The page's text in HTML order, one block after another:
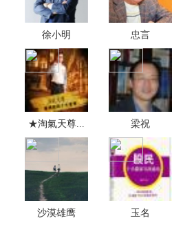
徐小明 忠言
★淘氣天尊... 梁祝
沙漠雄鹰 玉名